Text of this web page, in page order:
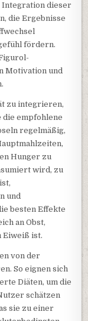
dieser
die Ergebnisse
fördern.
Motivation und
zu integrieren,
die empfohlene
regelmäßig,
Hunger zu
wird, zu
und
besten Effekte
an Obst,
Eiweiß ist.
von der
So eignen sich
Diäten, um die
schätzen
sie zu einer